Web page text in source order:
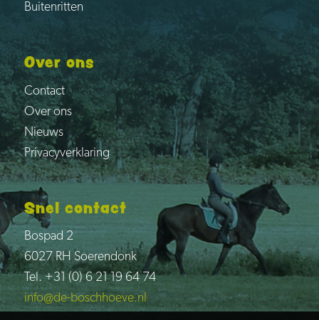
Buitenritten
Over ons
Contact
Over ons
Nieuws
Privacyverklaring
Snel contact
Bospad 2
6027 RH Soerendonk
Tel. +31 (0) 6 21 19 64 74
info@de-boschhoeve.nl